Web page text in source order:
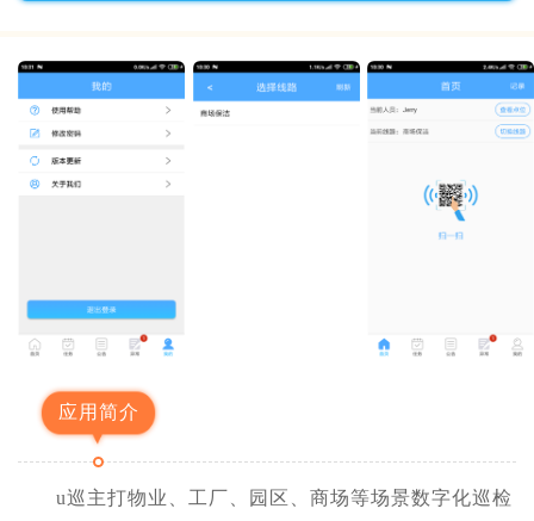
应用简介
u巡主打物业、工厂、园区、商场等场景数字化巡检